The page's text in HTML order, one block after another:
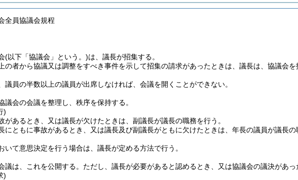
全員協議会規程
(以下「協議会」という。)は、議長が招集する。
の者から協議又は調整をすべき事件を示して招集の請求があったときは、議長は、協議会を
議員の半数以上の議員が出席しなければ、会議を開くことができない。
議会の会議を整理し、秩序を保持する。
)
があるとき、又は議長が欠けたときは、副議長が議長の職務を行う。
にともに事故があるとき、又は議長及び副議長がともに欠けたときは、年長の議員が議長の
いて意思決定を行う場合は、議長が定める方法で行う。
議は、これを公開する。 ただし、議長が必要があると認めるとき、又は協議会の議決があ
)